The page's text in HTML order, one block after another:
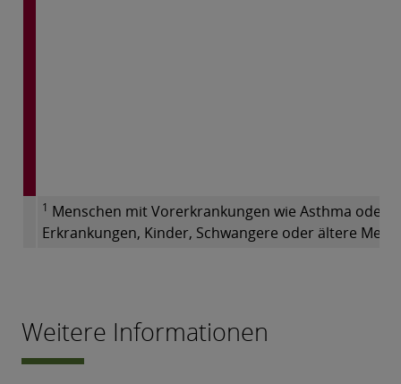
1 Menschen mit Vorerkrankungen wie Asthma oder
Erkrankungen, Kinder, Schwangere oder ältere
Weitere Informationen